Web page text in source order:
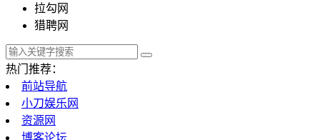
拉勾网
猎聘网
热门推荐：
前站导航
小刀娱乐网
资源网
博客论坛